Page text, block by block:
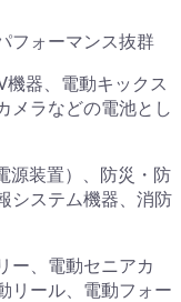
フォーマンス抜群
器、電動キックス
メラなどの電池とし
源装置）、防災・防
システム機器、消防
ー、電動セニアカ
リール、電動フォー